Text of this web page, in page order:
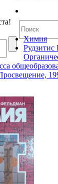
Химия